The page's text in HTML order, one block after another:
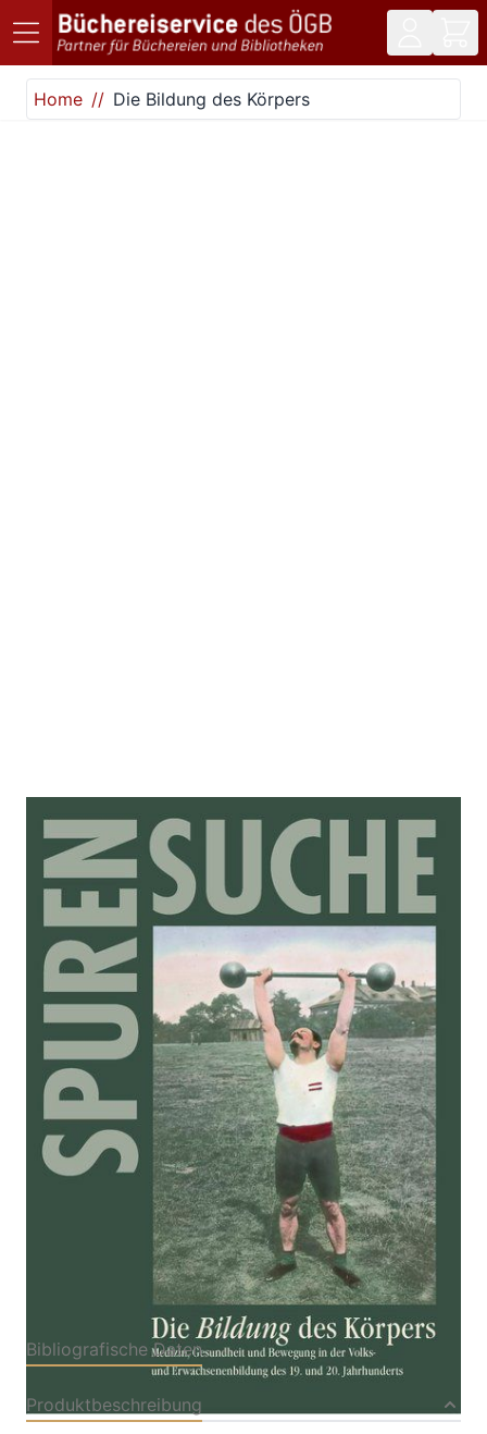
Direkt zum Inhalt
Home
Die Bildung des Körpers
Die Bildung des Körpers
Zur Wunschliste hinzufügen
Medizin, Gesundheit und Bewegung in der Volks-
und Erwachsenenbildung des 19. und 20.
Jahrhunderts
VonChristian H. Stifter
Verlag: Österreichisches
Volkshochschularchiv
01.08.2019
199 Seiten
ISBN: 978-3-902167-
22-4
Bibliografische Daten
Produktbeschreibung